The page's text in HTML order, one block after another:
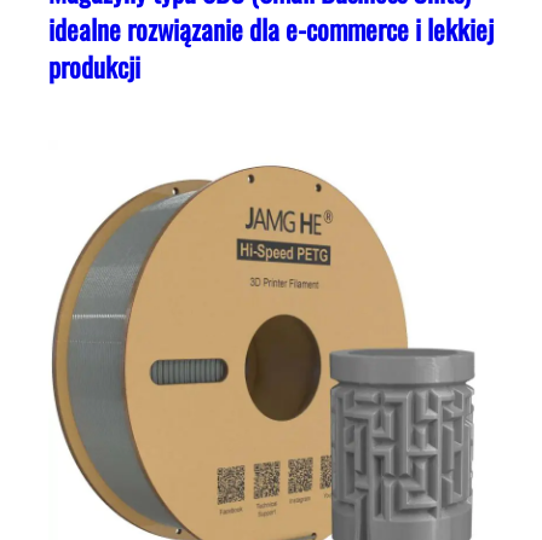
idealne rozwiązanie dla e-commerce i lekkiej
produkcji